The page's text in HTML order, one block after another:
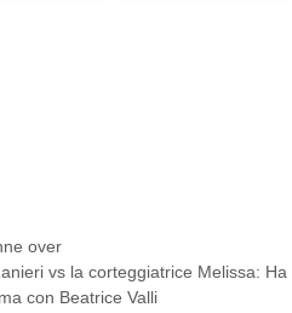
over
vs la corteggiatrice Melissa: Ha
con Beatrice Valli